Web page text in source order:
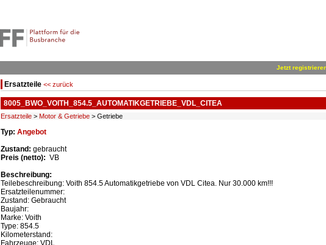
Jetzt
Ersatzteile << zurück
8005_BWO_VOITH_854.5_AUTOMATIKGETRIEBE_VDL_CITEA
Ersatzteile> Motor & Getriebe> Getriebe
Typ: Angebot
Zustand: gebraucht
Preis (netto): VB
Beschreibung:
Teilebeschreibung: Voith 854.5 Automatikgetriebe von VDL Citea. Nur 30.000 km!!!
Ersatzteilenummer:
Zustand: Gebraucht
Baujahr:
Marke: Voith
Type: 854.5
Kilometerstand:
Fahrzeuge: VDL